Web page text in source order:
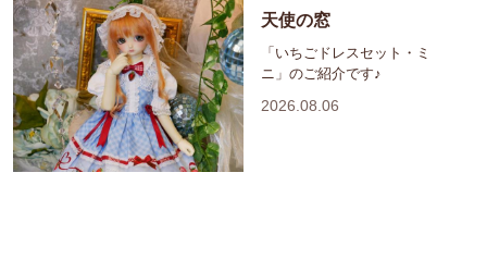
天使の窓
「いちごドレスセット・ミ
ニ」のご紹介です♪
2026.08.06